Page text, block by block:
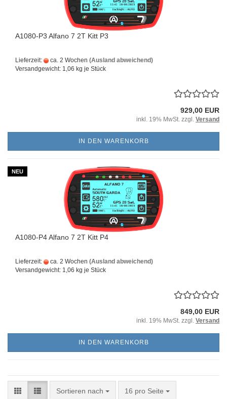
A1080-P3 Alfano 7 2T Kitt P3
Lieferzeit: ca. 2 Wochen (Ausland abweichend)
Versandgewicht: 1,06 kg je Stück
929,00 EUR
inkl. 19% MwSt. zzgl. Versand
IN DEN WARENKORB
NEU
A1080-P4 Alfano 7 2T Kitt P4
Lieferzeit: ca. 2 Wochen (Ausland abweichend)
Versandgewicht: 1,06 kg je Stück
849,00 EUR
inkl. 19% MwSt. zzgl. Versand
IN DEN WARENKORB
Sortieren nach
Sortieren nach 16 pro Seite
pro Seite